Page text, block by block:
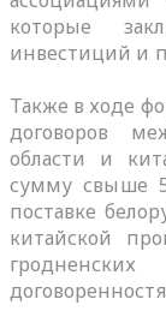
которые
инвестиций и
Также в ходе
договоров
области и
сумму свыше
поставке
китайской